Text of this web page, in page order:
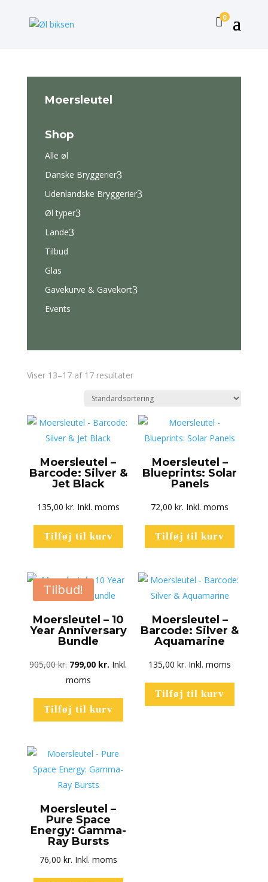
0
Moersleutel
Shop
Alle øl
Danske Bryggerier3
Udenlandske Bryggerier3
Øl typer3
Lande3
Tilbud
Glas
Gavekurve & Gavekort3
Events
Viser 13–17 af 17 resultater
Moersleutel –
Barcode: Silver &
Jet Black
135,00 kr. Inkl. moms
Tilføj til kurv
Moersleutel –
Blueprints: Solar
Panels
72,00kr. Inkl. moms
Tilføj til kurv
Tilbud!
Moersleutel – 10
Year Anniversary
Bundle
905,00kr. Den
oprindelige
var:
799,00 kr. Den
er:
Inkl.
moms
Tilføj til kurv
Moersleutel –
Barcode: Silver &
Aquamarine
135,00kr. Inkl. moms
Tilføj til kurv
Moersleutel –
Pure Space
Energy: Gamma-
Ray Bursts
76,00 kr. Inkl. moms